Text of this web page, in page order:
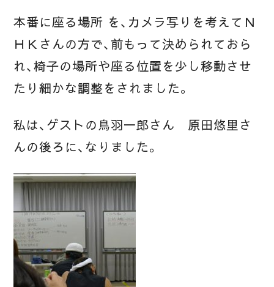
本番に座る場所 を、カメラ写りを考えてＮ
ＨＫさんの方で、前もって決められておら
れ、椅子の場所や座る位置を少し移動させ
たり細かな調整をされました。
私は、ゲストの鳥羽一郎さん 原田悠里さ
んの後ろに、なりました。